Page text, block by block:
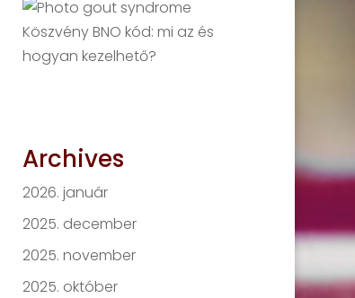
Köszvény BNO kód: mi az és
hogyan kezelhető?
Archives
2026. január
2025. december
2025. november
2025. október